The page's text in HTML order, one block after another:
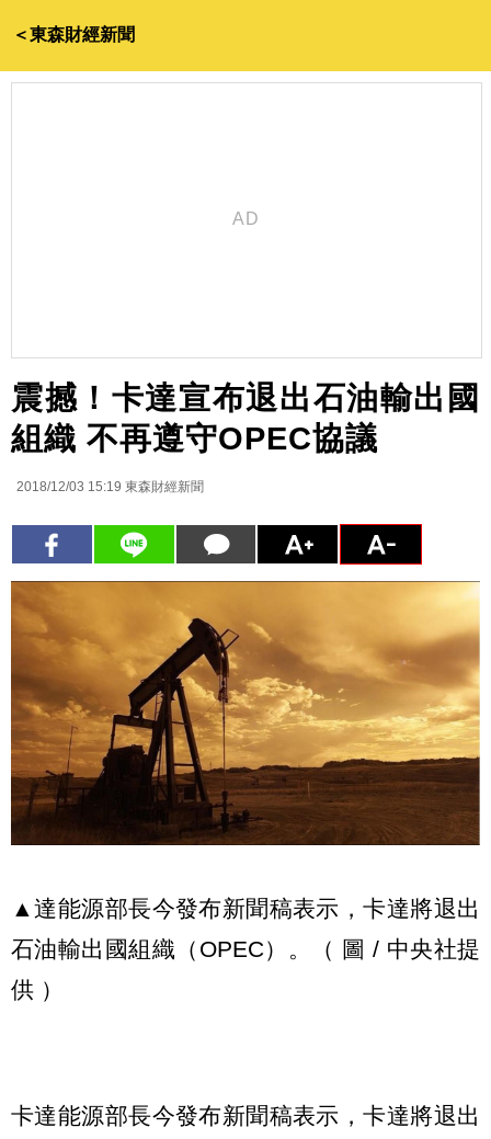
＜東森財經新聞
震撼！卡達宣布退出石油輸出國
組織 不再遵守OPEC協議
2018/12/03 15:19 東森財經新聞
▲達能源部長今發布新聞稿表示，卡達將退出
石油輸出國組織（OPEC）。（ 圖 / 中央社提
供 ）
卡達能源部長今發布新聞稿表示，卡達將退出